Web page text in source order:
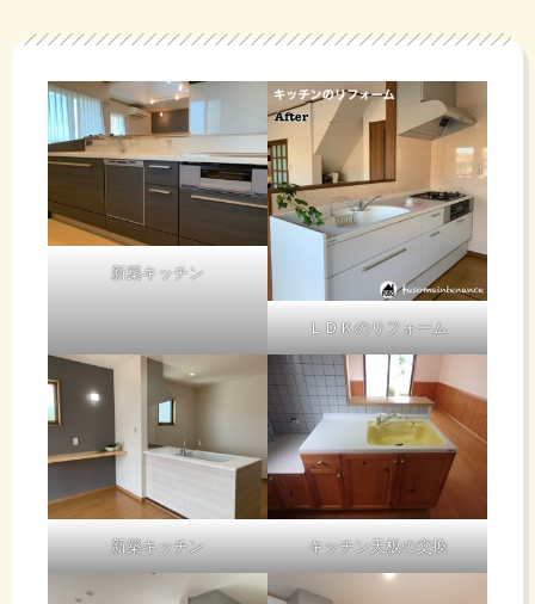
新築キッチン
ＬＤＫのリフォーム
新築キッチン キッチン天板の交換